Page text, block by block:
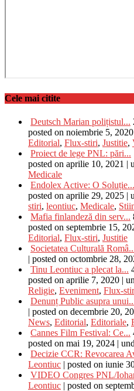
Cele mai citite
Deutsch Marian polițistul...
posted on noiembrie 5, 2020
Editorial, Flux-stiri, Justitie,
Proiect de lege PNL: pări...
posted on aprilie 10, 2021 |
Medicale
Endolex Active: O Soluție...
posted on aprilie 29, 2025 |
stiri, leontiuc, Medicale,
Mafia finlandeză din serv...
posted on septembrie 15,
Editorial, Flux-stiri, Justitie
Societatea Culturală
| posted on octombrie 28,
Tinu Leontiuc a plecat la...
posted on aprilie 7, 2020 |
Religie, Eveniment, Flux-
Denunț Public asupra
| posted on decembrie 20,
News, Editorial, Editoriale,
Cannes Film Festival: Ce...
posted on mai 19, 2024 |
Decizie CCR: Revocarea
Leontiuc | posted on iunie
VIDEO Congres PNL/
Leontiuc | posted on